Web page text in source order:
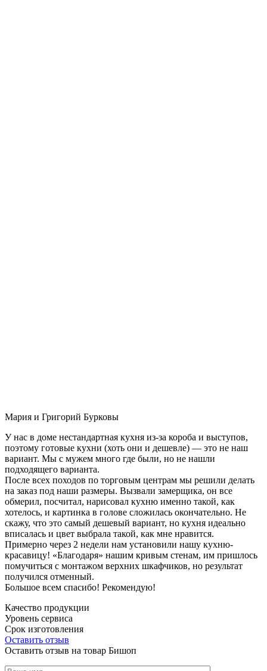
Мария и Григорий Бурковы
У нас в доме нестандартная кухня из-за короба и выступов,
поэтому готовые кухни (хоть они и дешевле) — это не наш
вариант. Мы с мужем много где были, но не нашли
подходящего варианта.
После всех походов по торговым центрам мы решили делать
на заказ под наши размеры. Вызвали замерщика, он все
обмерил, посчитал, нарисовал кухню именно такой, как
хотелось, и картинка в голове сложилась окончательно. Не
скажу, что это самый дешевый вариант, но кухня идеально
вписалась и цвет выбрала такой, как мне нравится.
Примерно через 2 недели нам установили нашу кухню-
красавицу! «Благодаря» нашим кривым стенам, им пришлось
помучиться с монтажом верхних шкафчиков, но результат
получился отменный.
Большое всем спасибо! Рекомендую!
Качество продукции
Уровень сервиса
Срок изготовления
Оставить отзыв
Оставить отзыв на товар Бишоп